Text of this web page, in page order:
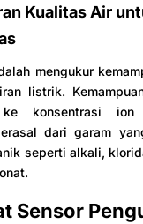
Kualitas Air
mengukur
listrik.
ke konsentrasi
dari garam
seperti alkali,
Sensor